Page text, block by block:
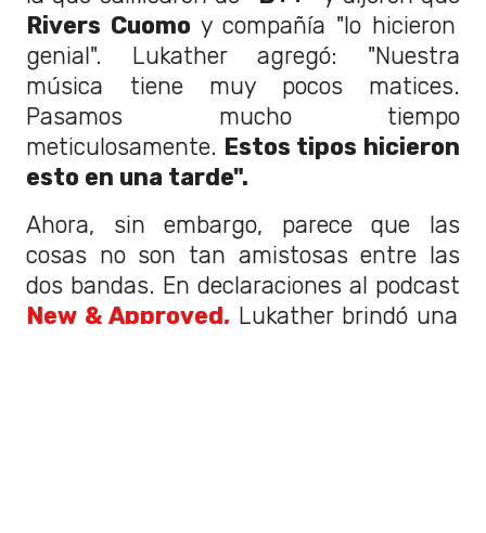
Rivers Cuomo y compañía "lo hicieron
genial". Lukather agregó: "Nuestra
música tiene muy pocos matices.
Pasamos mucho tiempo
meticulosamente. Estos tipos hicieron
esto en una tarde".
Ahora, sin embargo, parece que las
cosas no son tan amistosas entre las
dos bandas. En declaraciones al podcast
New & Approved, Lukather brindó una